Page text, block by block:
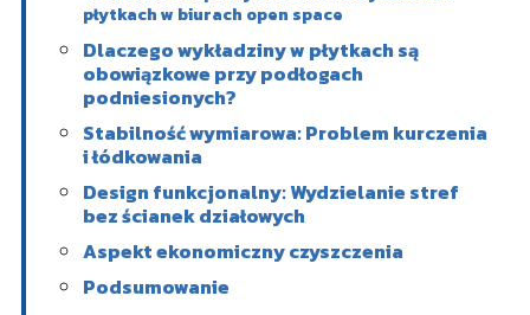
płytkach w biurach open space
Dlaczego wykładziny w płytkach są
obowiązkowe przy podłogach
podniesionych?
Stabilność wymiarowa: Problem kurczenia
i łódkowania
Design funkcjonalny: Wydzielanie stref
bez ścianek działowych
Aspekt ekonomiczny czyszczenia
Podsumowanie